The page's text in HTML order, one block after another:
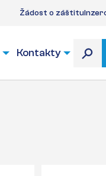
Žádost o záštitu
Kontakty